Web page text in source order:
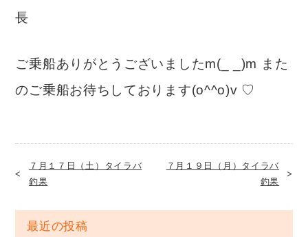
長
ご乗船ありがとうございましたm(_ _)m また
のご乗船お待ちしております(o^^o)v ♡
７月１７日（土）タイラバ
釣果
７月１９日（月）タイラバ
釣果
最近の投稿